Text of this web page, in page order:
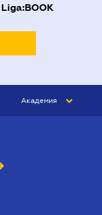
Liga:BOOK
Академия